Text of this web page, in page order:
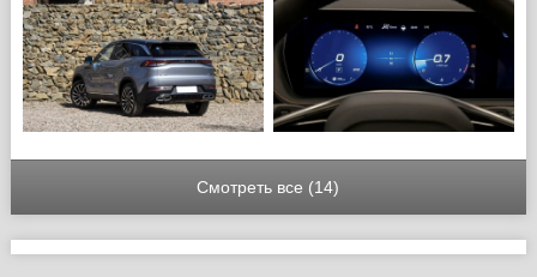
Смотреть все (14)